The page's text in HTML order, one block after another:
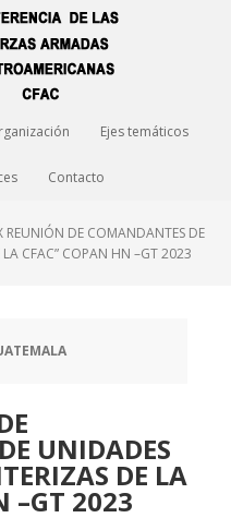
Ejes temáticos
Contacto
REUNIÓN DE COMANDANTES DE
LA CFAC” COPAN HN –GT 2023
UNIDADES
DE LA
–GT 2023